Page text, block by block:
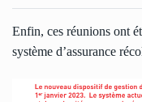
Enfin, ces réunions ont
système d’assurance